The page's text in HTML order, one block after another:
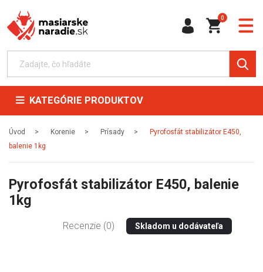
0
KATEGÓRIE PRODUKTOV
Úvod Korenie Prísady
Pyrofosfát stabilizátor E450,
balenie 1kg
Pyrofosfát stabilizátor E450, balenie
1kg
Recenzie (0) Skladom u dodávateľa